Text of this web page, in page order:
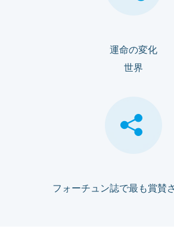
運命の変化
世界
フォーチュン誌で最も賞賛